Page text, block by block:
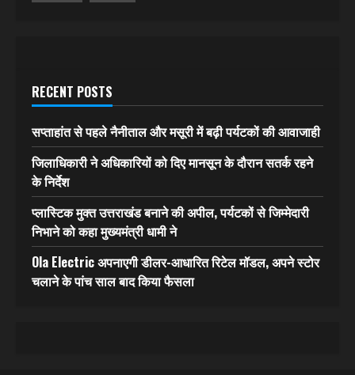
RECENT POSTS
सप्ताहांत से पहले नैनीताल और मसूरी में बढ़ी पर्यटकों की आवाजाही
जिलाधिकारी ने अधिकारियों को दिए मानसून के दौरान सतर्क रहने
के निर्देश
प्लास्टिक मुक्त उत्तराखंड बनाने की अपील, पर्यटकों से जिम्मेदारी
निभाने को कहा मुख्यमंत्री धामी ने
Ola Electric अपनाएगी डीलर-आधारित रिटेल मॉडल, अपने स्टोर
चलाने के पांच साल बाद किया फैसला